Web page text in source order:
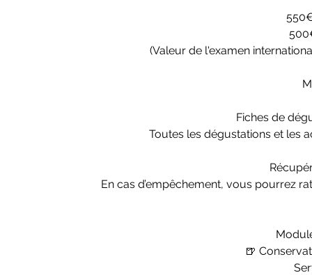
(Valeur de l'examen
Fiches de
Toutes les dégustations et les
En cas d’empêchement, vous pourrez
🍺